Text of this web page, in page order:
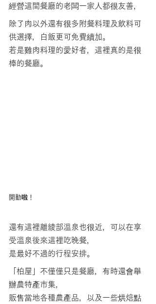
經營這間餐廳的老闆一家人都很友善，
除了肉以外還有很多附餐料理及飲料可
供選擇，白飯更可免費續加。
若是雞肉料理的愛好者，這裡真的是很
棒的餐廳。
開動啦！
還有這裡離綾部溫泉也很近，可以在享
受溫泉後來這裡吃晚餐，
是最好不過的行程安排。
「柏屋」不僅僅只是餐廳，有時還會舉
辦農特產市集，
販售當地各種農產品，以及一些烘焙點